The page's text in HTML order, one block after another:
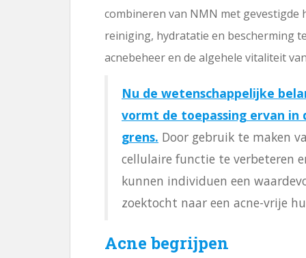
combineren van NMN met
reiniging, hydratatie en bescherming
acnebeheer en de algehele vitaliteit
Nu de wetenschappelijke
vormt de toepassing ervan in
grens. Door gebruik te maken
cellulaire functie te verbeteren
kunnen individuen een
zoektocht naar een acne-vrije
Acne begrijpen